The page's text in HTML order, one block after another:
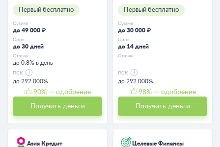
Первый бесплатно
Сумма
до 49 000 ₽
Срок
до 30 дней
Ставка
до 0.8% в день
ПСК
до 292.000%
90% — одобрение
Получить деньги
Первый бесплатно
Сумма
до 30 000 ₽
Срок
до 14 дней
Ставка
—
ПСК
до 292.000%
98% — одобрение
Получить деньги
Азия Кредит Целевые Финансы